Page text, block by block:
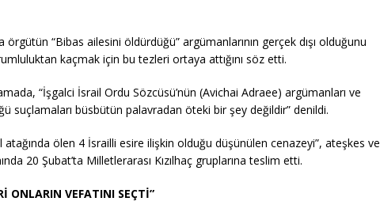
örgütün “Bibas ailesini öldürdüğü” argümanlarının gerçek dışı olduğunu
kaçmak için bu tezleri ortaya attığını söz etti.
“İşgalci İsrail Ordu Sözcüsü’nün (Avichai Adraee) argümanları ve
suçlamaları büsbütün palavradan öteki bir şey değildir” denildi.
atağında ölen 4 İsrailli esire ilişkin olduğu düşünülen cenazeyi”, ateşkes ve
20 Şubat’ta Milletlerarası Kızılhaç gruplarına teslim etti.
ONLARIN VEFATINI SEÇTİ”